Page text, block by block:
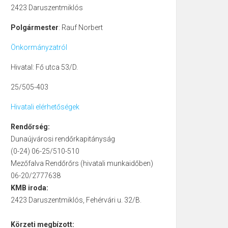
2423 Daruszentmiklós
Polgármester: Rauf Norbert
Önkormányzatról
Hivatal: Fő utca 53/D.
25/505-403
Hivatali elérhetőségek
Rendőrség:
Dunaújvárosi rendőrkapitányság
(0-24) 06-25/510-510
Mezőfalva Rendőrőrs (hivatali munkaidőben)
06-20/2777638
KMB iroda:
2423 Daruszentmiklós, Fehérvári u. 32/B.
Körzeti megbízott: